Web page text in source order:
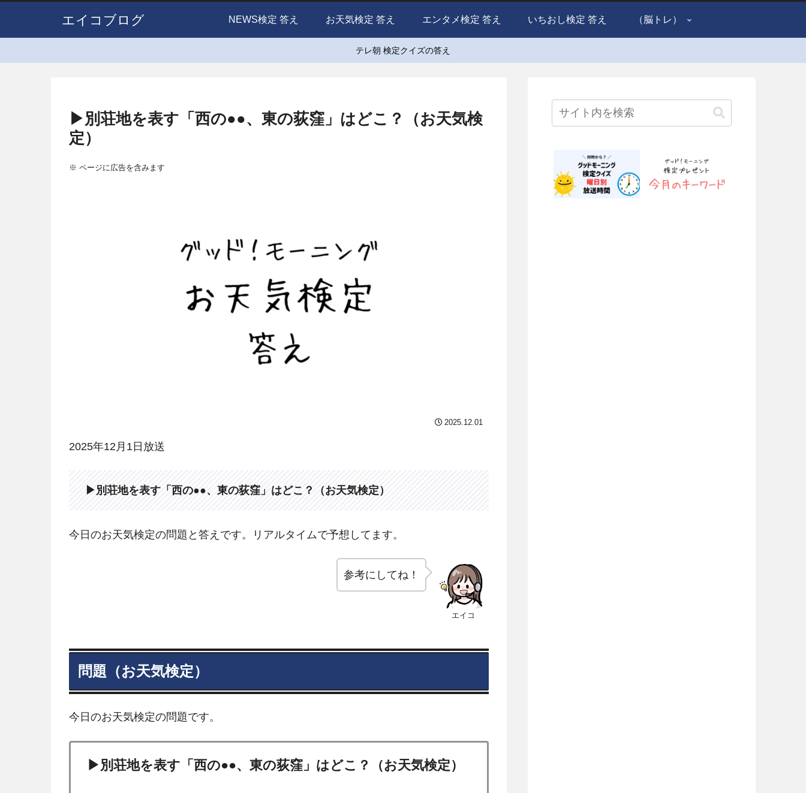
エイコブログ NEWS検定 答え お天気検定 答え エンタメ検定 答え いちおし検定 答え （脳トレ）
テレ朝 検定クイズの答え
▶別荘地を表す「西の●●、東の荻窪」はどこ？（お天気検
定）
※ ページに広告を含みます
2025.12.01
2025年12月1日放送
▶別荘地を表す「西の●●、東の荻窪」はどこ？（お天気検定）
今日のお天気検定の問題と答えです。リアルタイムで予想してます。
エイコ
参考にしてね！
問題（お天気検定）
今日のお天気検定の問題です。
▶別荘地を表す「西の●●、東の荻窪」はどこ？（お天気検定）